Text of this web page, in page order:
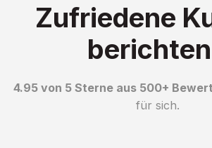
Zufriedene
4.95 von 5 Sterne aus 500+
für sich.